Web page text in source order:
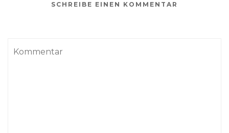
SCHREIBE EINEN KOMMENTAR